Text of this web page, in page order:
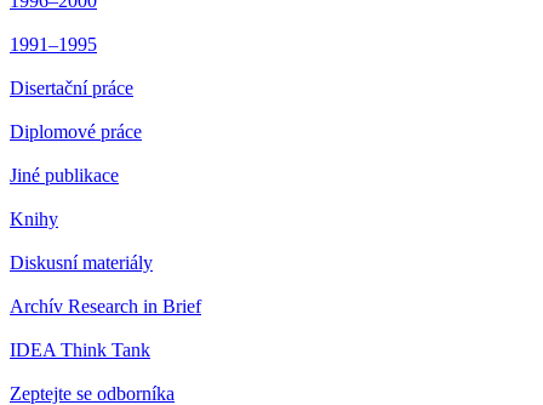
1991–1995
Disertační práce
Diplomové práce
Jiné publikace
Knihy
Diskusní materiály
Archív Research in Brief
IDEA Think Tank
Zeptejte se odborníka